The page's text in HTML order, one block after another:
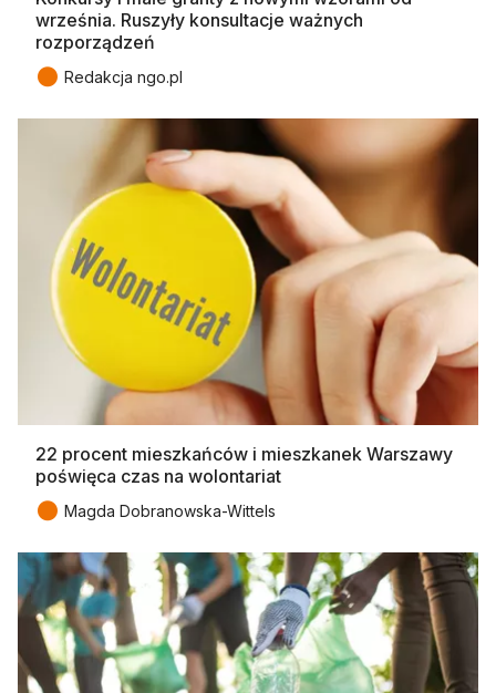
września. Ruszyły konsultacje ważnych
rozporządzeń
● Redakcja ngo.pl
22 procent mieszkańców i mieszkanek Warszawy
poświęca czas na wolontariat
● Magda Dobranowska-Wittels